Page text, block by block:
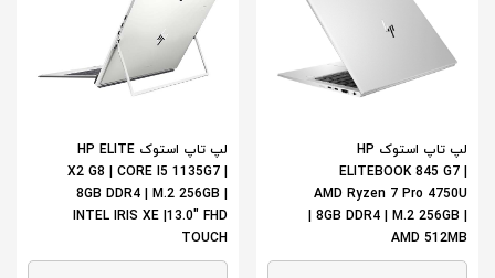
لپ تاپ استوک HP
ELITEBOOK 845 G7 |
AMD Ryzen 7 Pro 4750U
| 8GB DDR4 | M.2 256GB |
AMD 512MB
لپ تاپ استوک HP ELITE
X2 G8 | CORE I5 1135G7 |
8GB DDR4 | M.2 256GB |
INTEL IRIS XE |13.0" FHD
TOUCH